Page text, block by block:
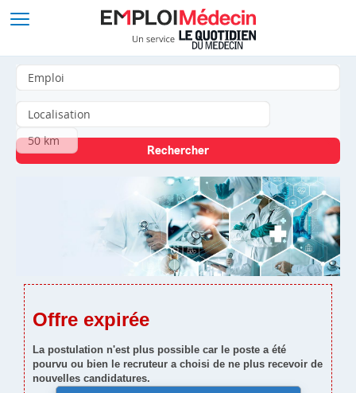
Offre expirée
La postulation n'est plus possible car le poste a été
pourvu ou bien le recruteur a choisi de ne plus recevoir de
nouvelles candidatures.